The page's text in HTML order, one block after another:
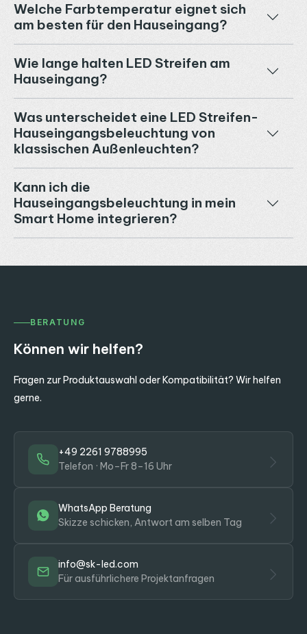
Welche Farbtemperatur eignet sich
am besten für den Hauseingang?
Wie lange halten LED Streifen am
Hauseingang?
Was unterscheidet eine LED Streifen-
Hauseingangsbeleuchtung von
klassischen Außenleuchten?
Kann ich die
Hauseingangsbeleuchtung in mein
Smart Home integrieren?
BERATUNG
Können wir helfen?
Fragen zur Produktauswahl oder Kompatibilität? Wir helfen
gerne.
+49 2261 9788995
Telefon · Mo–Fr 8–16 Uhr
WhatsApp Beratung
Skizze schicken, Antwort am selben Tag
info@sk-led.com
Für ausführlichere Projektanfragen